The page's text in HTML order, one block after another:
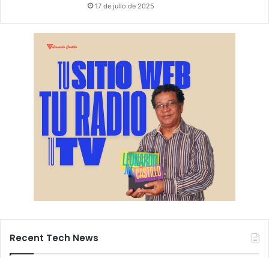
17 de julio de 2025
Recent Tech News